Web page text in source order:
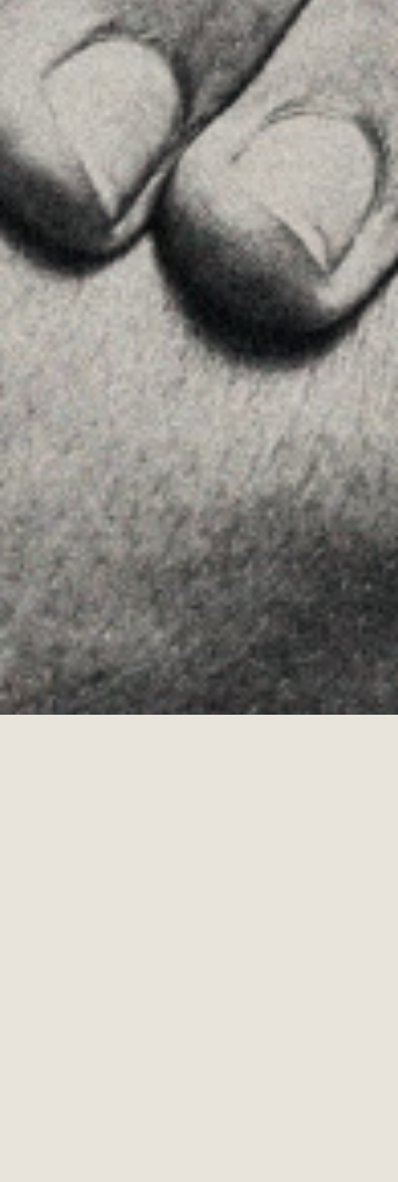
MENU
Home
La Firma
Equipo
Asesoramiento
Insights
Contactar
SÍGUENOS
Linkedin
Instagram
Youtube
Allyon — Barcelona, Spain
Copyrights © 2026 AVISO LEGAL·
POLÍTICA DE COOKIES·POLÍTICA DE PRIVACIDAD